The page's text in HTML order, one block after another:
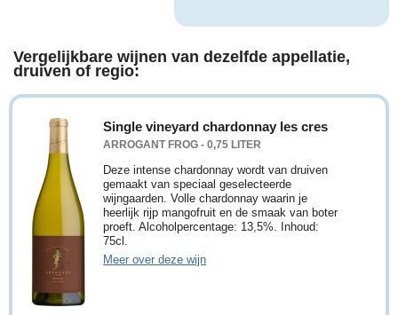
Vergelijkbare wijnen van dezelfde appellatie,
druiven of regio:
Single vineyard chardonnay les cres
ARROGANT FROG - 0,75 LITER
Deze intense chardonnay wordt van druiven
gemaakt van speciaal geselecteerde
wijngaarden. Volle chardonnay waarin je
heerlijk rijp mangofruit en de smaak van boter
proeft. Alcoholpercentage: 13,5%. Inhoud:
75cl.
Meer over deze wijn